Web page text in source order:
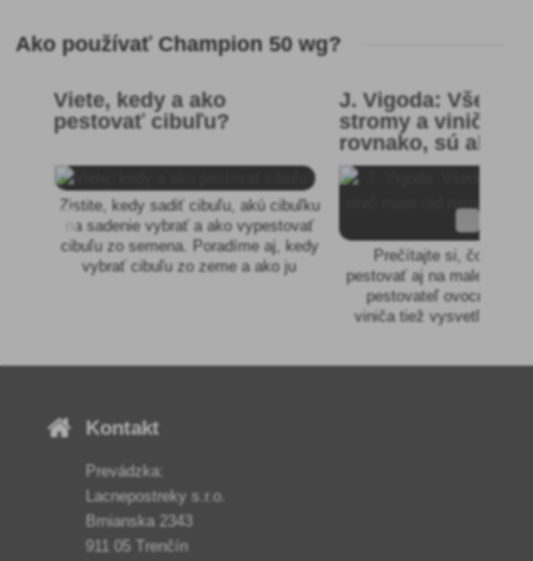
Ako používať Champion 50 wg?
Viete, kedy a ako
pestovať cibuľu?
Zistite, kedy sadiť cibuľu, akú cibuľku
na sadenie vybrať a ako vypestovať
cibuľu zo semena. Poradíme aj, kedy
vybrať cibuľu zo zeme a ako ju
J. Vigoda: Všetky
stromy a vinič
rovnako, sú ako
deti
Prečítajte si, čo
pestovať aj na malej
pestovateľ ovocných
viniča tiež vysvetľuje,
Kontakt
Prevádzka:
Lacnepostreky s.r.o.
Brnianska 2343
911 05 Trenčín